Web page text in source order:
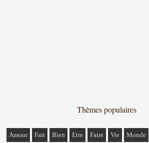
Thèmes populaires
Amour Fait Bien Etre Faire Vie Monde